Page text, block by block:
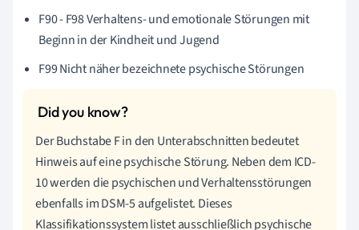
F90 - F98 Verhaltens- und emotionale Störungen mit
Beginn in der Kindheit und Jugend
F99 Nicht näher bezeichnete psychische Störungen
Der Buchstabe F in den Unterabschnitten bedeutet
Hinweis auf eine psychische Störung. Neben dem ICD-
10 werden die psychischen und Verhaltensstörungen
ebenfalls im DSM-5 aufgelistet. Dieses
Klassifikationssystem listet ausschließlich psychische